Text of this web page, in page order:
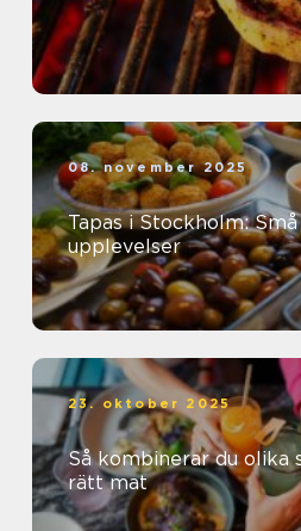
08. november 2025
Tapas i Stockholm:
upplevelser
23. oktober 2025
Så kombinerar du olika
rätt mat